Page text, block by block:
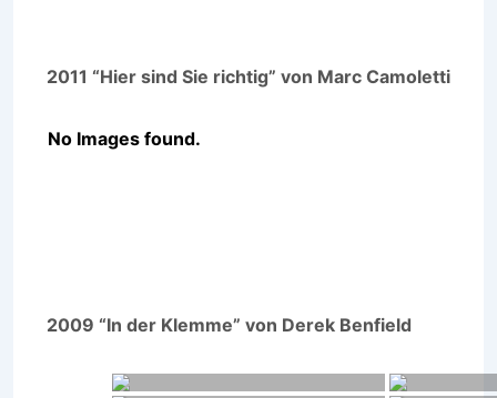
2011 “Hier sind Sie richtig” von Marc Camoletti
No Images found.
2009 “In der Klemme” von Derek Benfield